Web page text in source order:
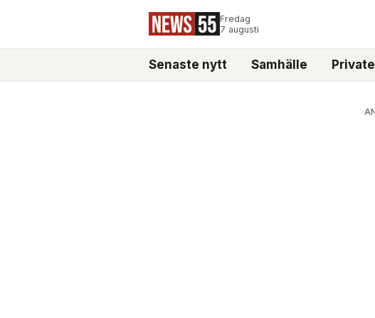
Fredag
7 augusti
Senaste nytt Samhälle